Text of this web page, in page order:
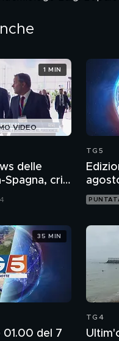
VIDEO
delle
crisi
1 MIN
TG5
01.00 del 7
35 MIN
TG4